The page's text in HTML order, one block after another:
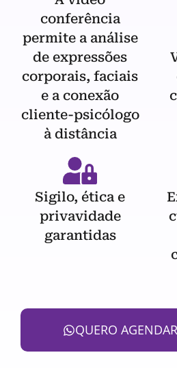
conferência
permite a análise
de expressões
corporais, faciais
e a conexão
cliente-psicólogo
à distância
Sigilo, ética e
privavidade
garantidas
QUERO